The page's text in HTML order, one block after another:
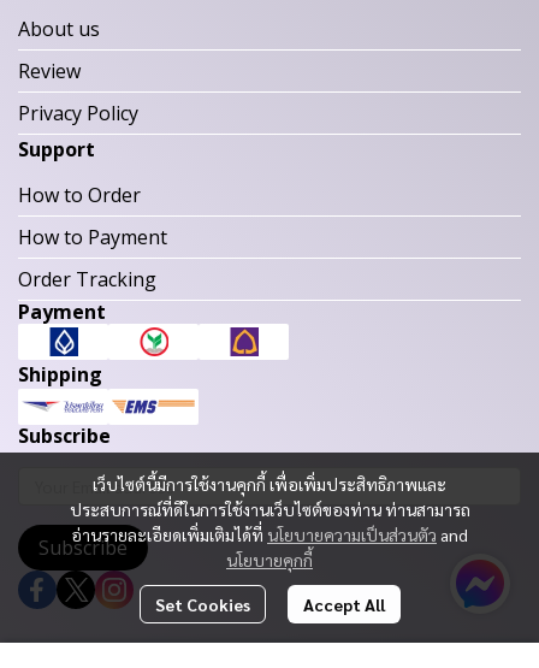
เว็บไซต์นี้มีการใช้งานคุกกี้ เพื่อเพิ่มประสิทธิภาพและ
ประสบการณ์ที่ดีในการใช้งานเว็บไซต์ของท่าน ท่านสามารถ
อ่านรายละเอียดเพิ่มเติมได้ที่ นโยบายความเป็นส่วนตัว and
นโยบายคุกกี้
Set Cookies Accept All
About us
Review
Privacy Policy
Support
How to Order
How to Payment
Order Tracking
Payment
Shipping
Subscribe
Subscribe